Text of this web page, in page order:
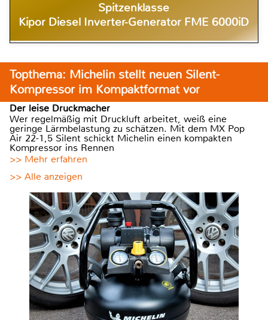
Spitzenklasse
Kipor Diesel Inverter-Generator FME 6000iD
Topthema: Michelin stellt neuen Silent-
Kompressor im Kompaktformat vor
Der leise Druckmacher
Wer regelmäßig mit Druckluft arbeitet, weiß eine
geringe Lärmbelastung zu schätzen. Mit dem MX Pop
Air 22-1,5 Silent schickt Michelin einen kompakten
Kompressor ins Rennen
>> Mehr erfahren
>> Alle anzeigen